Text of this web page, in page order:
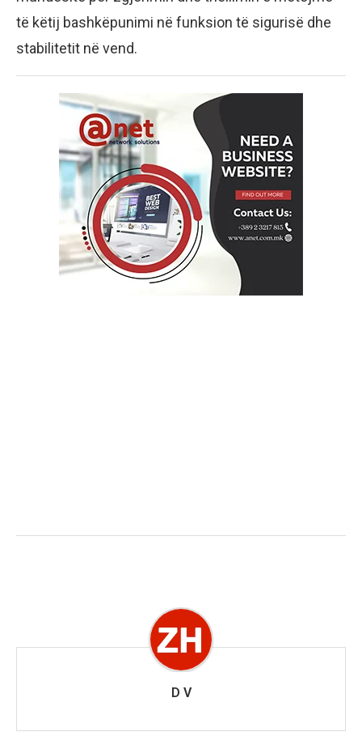
të këtij bashkëpunimi në funksion të sigurisë dhe
stabilitetit në vend.
D V